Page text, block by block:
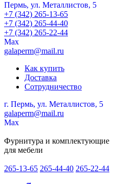
Пермь, ул. Металлистов, 5
+7 (342) 265-13-65
+7 (342) 265-44-40
+7 (342) 265-22-44
Мах
galaperm@mail.ru
Как купить
Доставка
Сотрудничество
г. Пермь, ул. Металлистов, 5
galaperm@mail.ru
Мах
Фурнитура и комплектующие
для мебели
265-13-65 265-44-40 265-22-44